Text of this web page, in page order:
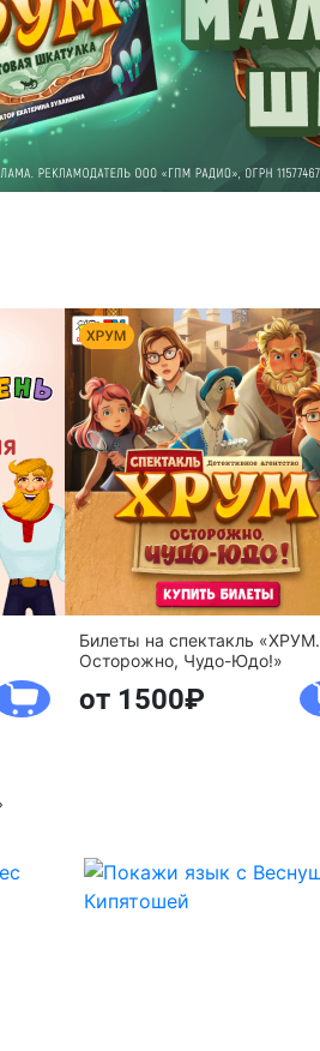
Билеты на спектакль «ХРУМ.
Осторожно, Чудо-Юдо!»
от 1500